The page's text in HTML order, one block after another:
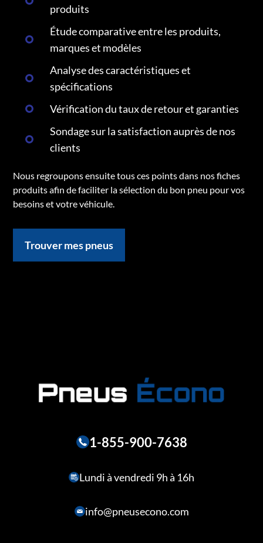
produits
Étude comparative entre les produits,
marques et modèles
Analyse des caractéristiques et
spécifications
Vérification du taux de retour et garanties
Sondage sur la satisfaction auprès de nos
clients
Nous regroupons ensuite tous ces points dans nos fiches
produits afin de faciliter la sélection du bon pneu pour vos
besoins et votre véhicule.
Trouver mes pneus
1-855-900-7638
Lundi à vendredi 9h à 16h
info@pneusecono.com